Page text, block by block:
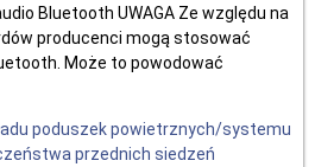
Bluetooth UWAGA Ze względu na
producenci mogą stosować
Może to powodować
poduszek powietrznych/systemu
przednich siedzeń